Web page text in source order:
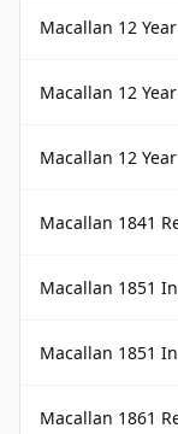
Macallan 12
Macallan 12
Macallan 12 Year
Macallan 1841
Macallan 1851
Macallan 1851
Macallan 1861